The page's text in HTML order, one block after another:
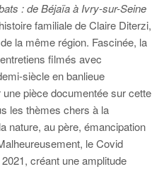
: de Béjaïa à Ivry-sur-Seine
familiale de Claire Diterzi,
la même région. Fascinée, la
filmés avec
siècle en banlieue
une pièce documentée sur cette
les thèmes chers à la
nature, au père, émancipation
le Covid
créant une amplitude